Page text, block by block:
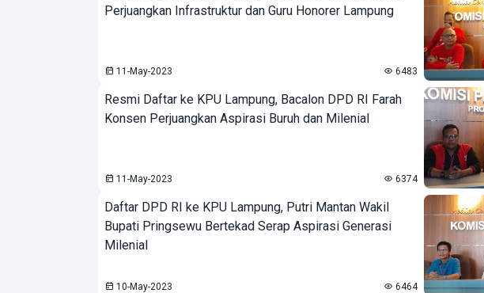
Perjuangkan Infrastruktur dan Guru Honorer Lampung
11-May-2023 6483
Resmi Daftar ke KPU Lampung, Bacalon DPD RI Farah
Konsen Perjuangkan Aspirasi Buruh dan Milenial
11-May-2023 6374
Daftar DPD RI ke KPU Lampung, Putri Mantan Wakil
Bupati Pringsewu Bertekad Serap Aspirasi Generasi
Milenial
10-May-2023 6464